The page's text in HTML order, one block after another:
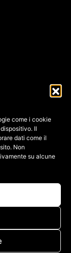
come i cookie
Il
dati come il
Non
su alcune